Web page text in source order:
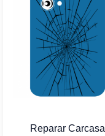
Reparar Carcasa